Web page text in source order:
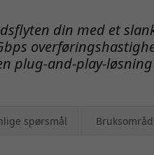
din med et
plug-and-play-
spørsmål